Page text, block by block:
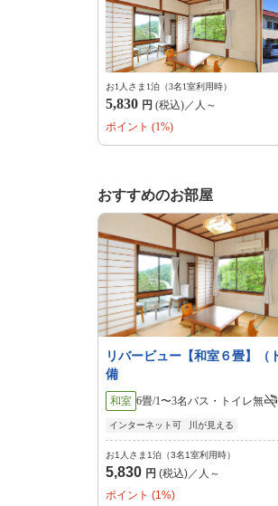
お1人さま1泊（3名1室利用時）
5,830 円 (税込)／人～
ポイント (1%)
おすすめのお部屋
リバービュー【和室６畳】（
備
和室 6畳/1〜3名バス・トイレ無
インターネット可 川が見える
お1人さま1泊（3名1室利用時）
5,830 円 (税込)／人～
ポイント (1%)